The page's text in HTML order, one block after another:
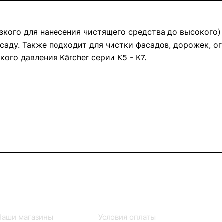
для нанесения чистящего средства до
Также подходит для чистки фасадов, дорожек,
давления Kärcher серии К5 - К7.
магазины Условия оплаты